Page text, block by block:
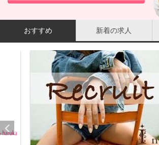
②乳白色の薄いホワイトジェルを塗る←
こがPOINT）
③この上からトップジェルを水滴のよう
④セルフレベリングを待ったら硬化。そ
で仕上げる。
コツは、水滴を落とすときあまり細かく
くなってしまいます。大小ランダムに落
おすすめ 新着の求人